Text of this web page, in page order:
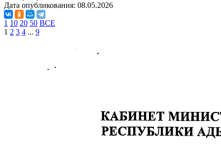
Дата опубликования: 08.05.2026
1 10 20 50 ВСЕ
1 2 3 4 ... 9